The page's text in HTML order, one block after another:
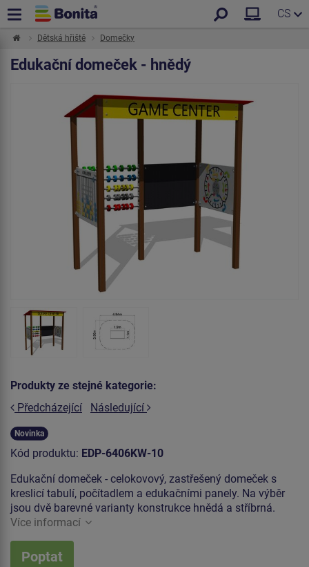
CS
Dětská hřiště Domečky
Edukační domeček - hnědý
Produkty ze stejné kategorie:
Předcházející
Následující
Novinka
Kód produktu: EDP-6406KW-10
Edukační domeček - celokovový, zastřešený domeček s
kreslicí tabulí, počítadlem a edukačními panely. Na výběr
jsou dvě barevné varianty konstrukce hnědá a stříbrná.
Více informací
Poptat